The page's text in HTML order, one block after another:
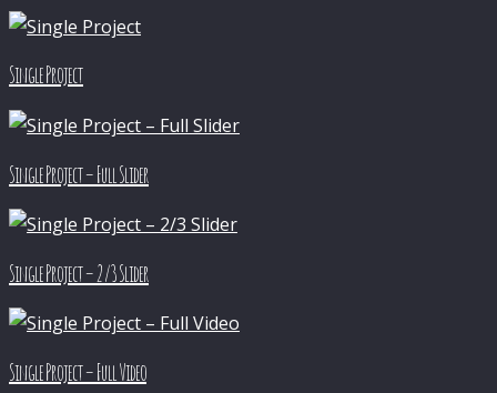
Single Project
Single Project – Full Slider
Single Project – 2/3 Slider
Single Project – Full Video